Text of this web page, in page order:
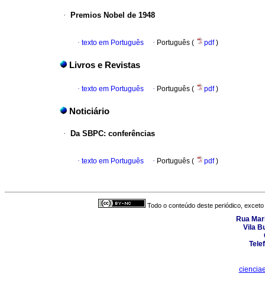
· Premios Nobel de 1948
· texto em Português · Português ( pdf)
Livros e Revistas
· texto em Português · Português ( pdf)
Noticiário
· Da SBPC: conferências
· texto em Português · Português ( pdf)
Todo o conteúdo deste periódico,
Rua
Vila